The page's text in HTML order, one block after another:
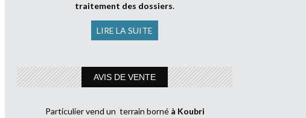
traitement des dossiers.
LIRE LA SUITE
AVIS DE VENTE
Particulier vend un terrain borné à Koubri